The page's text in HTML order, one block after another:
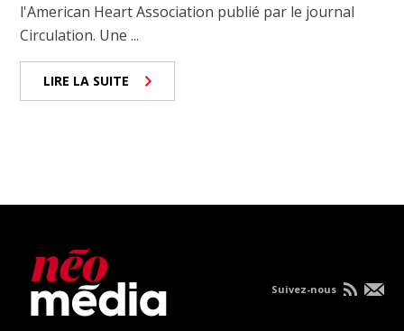
l'American Heart Association publié par le journal
Circulation. Une ...
LIRE LA SUITE
Suivez-nous